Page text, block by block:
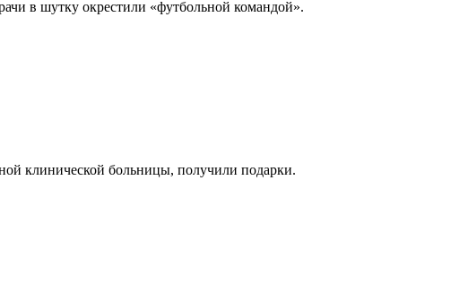
в шутку окрестили «футбольной командой».
клинической больницы, получили подарки.